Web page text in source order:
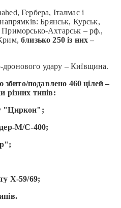
Гербера, Італмас і
Брянськ, Курськ,
Ахтарськ – рф.,
близько 250 із них –
удару – Київщина.
подавлено 460 цілей –
різних типів:
"Циркон";
М/С-400;
Х-59/69;